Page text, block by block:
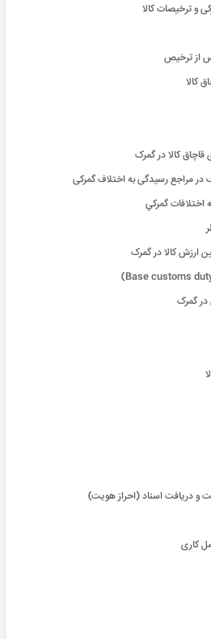
و ترخیصات کالا
از ترخیص
کالا
کالا در گمرک
در مراجع رسیدگی به اختلاف گمرکی
اختلافات گمركي
ارزش کالا در گمرک
در گمرک
و دريافت اسناد (احراز هويت)
کاری